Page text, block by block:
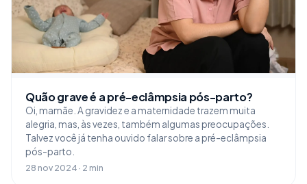
Quão grave é a pré-eclâmpsia pós-parto?
Oi, mamãe. A gravidez e a maternidade trazem muita
alegria, mas, às vezes, também algumas preocupações.
Talvez você já tenha ouvido falar sobre a pré-eclâmpsia
pós-parto.
28 nov 2024 · 2 min